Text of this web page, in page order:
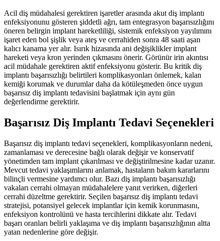
Acil diş müdahalesi gerektiren işaretler arasında akut diş implantı
enfeksiyonunu gösteren şiddetli ağrı, tam entegrasyon başarısızlığını
öneren belirgin implant hareketliliği, sistemik enfeksiyon yayılımını
işaret eden bol şişlik veya ateş ve cerrahiden sonra 48 saati aşan
kalıcı kanama yer alır. Isırık hizasında ani değişiklikler implant
hareketi veya kron yerinden çıkmasını önerir. Görünür irin akıntısı
acil müdahale gerektiren aktif enfeksiyonu gösterir. Bu kritik diş
implantı başarısızlığı belirtileri komplikasyonları önlemek, kalan
kemiği korumak ve durumlar daha da kötüleşmeden önce uygun
başarısız diş implantı tedavisini başlatmak için aynı gün
değerlendirme gerektirir.
Başarısız Diş Implantı Tedavi Seçenekleri
Başarısız diş implantı tedavi seçenekleri, komplikasyonların nedeni,
zamanlaması ve derecesine bağlı olarak değişir ve konservatif
yönetimden tam implant çıkarılması ve değiştirilmesine kadar uzanır.
Mevcut tedavi yaklaşımlarını anlamak, hastaların bakım kararlarını
bilinçli vermesine yardımcı olur. Bazı diş implantı başarısızlığı
vakaları cerrahi olmayan müdahalelere yanıt verirken, diğerleri
cerrahi düzeltme gerektirir. Seçilen başarısız diş implantı tedavi
stratejisi, potansiyel gelecek implantlar için kemik korunmasını,
enfeksiyon kontrolünü ve hasta tercihlerini dikkate alır. Tedavi
başarı oranları belirli yaklaşıma ve diş implantı başarısızlığının altta
yatan nedenlerine göre değişir.